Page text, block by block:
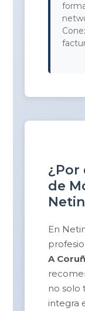
¿Por
de
En
A
no solo
integra